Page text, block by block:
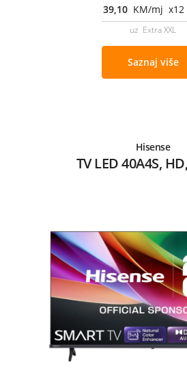
39,10 KM/mj x12
uz Extra XXL
Saznaj više
Hisense
TV LED 40A4S,